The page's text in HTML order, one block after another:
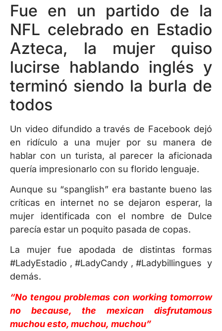
Fue en un partido de la
NFL celebrado en Estadio
Azteca, la mujer quiso
lucirse hablando inglés y
terminó siendo la burla de
todos
Un video difundido a través de Facebook dejó
en ridículo a una mujer por su manera de
hablar con un turista, al parecer la aficionada
quería impresionarlo con su florido lenguaje.
Aunque su “spanglish” era bastante bueno las
críticas en internet no se dejaron esperar, la
mujer identificada con el nombre de Dulce
parecía estar un poquito pasada de copas.
La mujer fue apodada de distintas formas
#LadyEstadio , #LadyCandy , #Ladybillingues y
demás.
“No tengou problemas con working tomorrow
no because, the mexican disfrutamous
muchou esto, muchou, muchou”